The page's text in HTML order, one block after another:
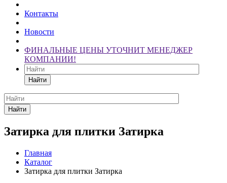
Контакты
Новости
ФИНАЛЬНЫЕ ЦЕНЫ УТОЧНИТ МЕНЕДЖЕР
КОМПАНИИ!
Найти
Найти
Затирка для плитки Затирка
Главная
Каталог
Затирка для плитки Затирка